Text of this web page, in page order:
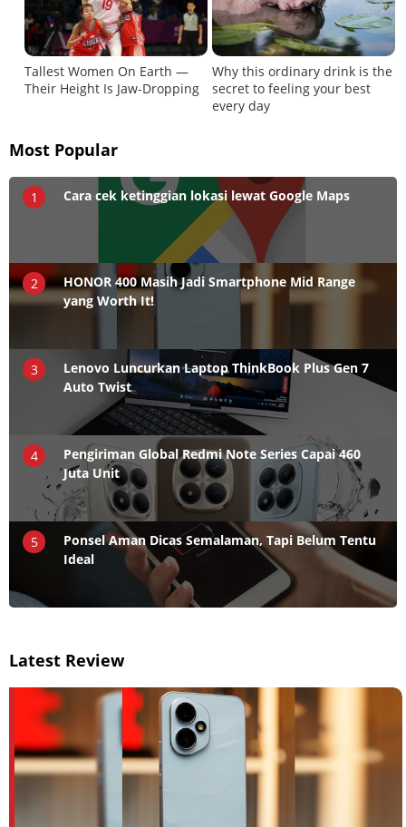
Most Popular
1 Cara cek ketinggian lokasi lewat Google Maps
2
HONOR 400 Masih Jadi Smartphone Mid Range
yang Worth It!
3
Lenovo Luncurkan Laptop ThinkBook Plus Gen 7
Auto Twist
4
Pengiriman Global Redmi Note Series Capai 460
Juta Unit
5
Ponsel Aman Dicas Semalaman, Tapi Belum Tentu
Ideal
Latest Review